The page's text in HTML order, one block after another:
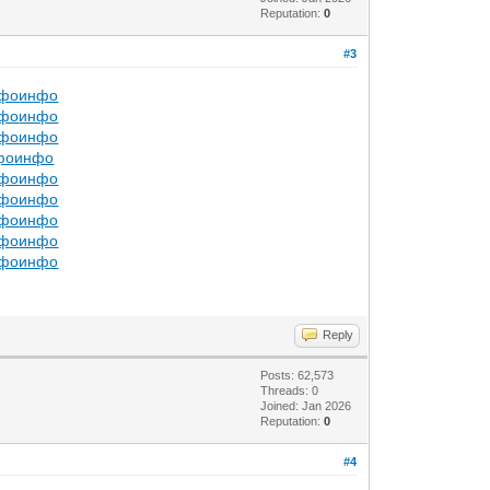
Reputation:0
#3
инфо
инфо
инфо
инфо
инфо
инфо
инфо
инфо
инфо
Reply
Posts: 62,573
Threads: 0
Joined: Jan 2026
Reputation:0
#4